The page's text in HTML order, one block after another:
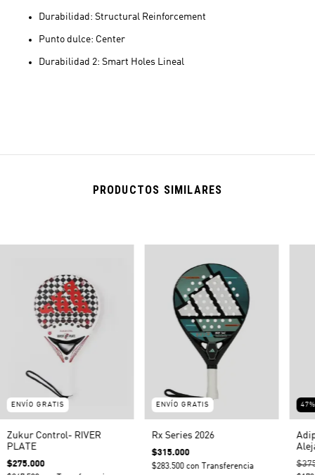
Durabilidad: Structural Reinforcement
Punto dulce: Center
Durabilidad 2: Smart Holes Lineal
PRODUCTOS SIMILARES
ENVÍO GRATIS
Zukur Control- RIVER
PLATE
$275.000
ENVÍO GRATIS
Rx Series 2026
$315.000
$283.500 con Transferencia
47